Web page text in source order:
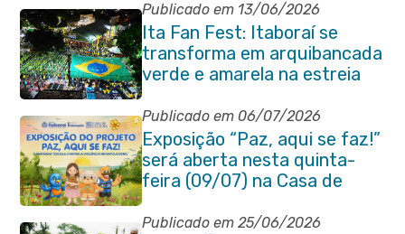
Publicado em 13/06/2026
Ita Fan Fest: Itaboraí se
transforma em arquibancada
verde e amarela na estreia
do Brasil na Copa do Mundo
Publicado em 06/07/2026
Exposição “Paz, aqui se faz!”
será aberta nesta quinta-
feira (09/07) na Casa de
Cultura Heloísa Alberto
Torres
Publicado em 25/06/2026